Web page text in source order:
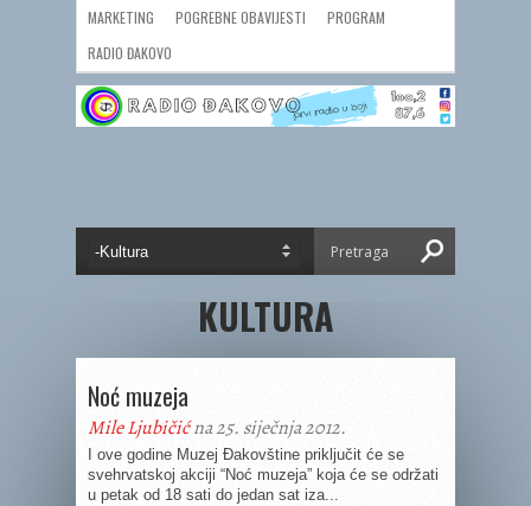
MARKETING POGREBNE OBAVIJESTI
PROGRAM
RADIO ĐAKOVO
KULTURA
Noć muzeja
Mile Ljubičićna 25. siječnja 2012.
I ove godine Muzej Đakovštine priključit će se
svehrvatskoj akciji “Noć muzeja” koja će se održati
u petak od 18 sati do jedan sat iza...